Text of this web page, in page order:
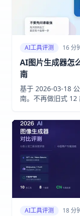
AI工具评测 16 分
AI图片生成器怎
南
基于 2026-03-18
南。不再做旧式 12
更快做决定。
AI工具评测 18 分